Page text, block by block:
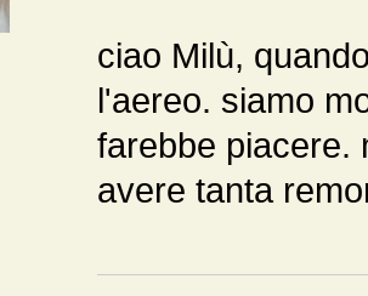
ciao Milù,
l'aereo. siamo
farebbe piacere.
avere tanta